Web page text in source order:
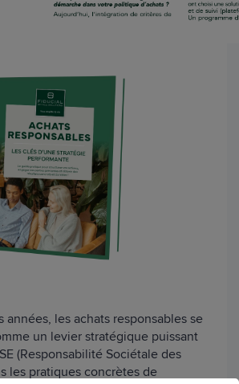
années, les achats responsables se
un levier stratégique puissant
(Responsabilité Sociétale des
les pratiques concrètes de